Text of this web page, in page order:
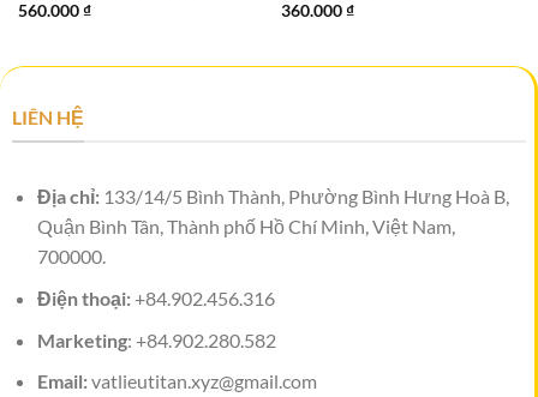
560.000₫
360.000₫
LIÊN HỆ
Địa chỉ:133/14/5 Bình Thành, Phường Bình Hưng Hoà B,
Quận Bình Tân, Thành phố Hồ Chí Minh, Việt Nam,
700000.
Điện thoại:+84.902.456.316
Marketing: +84.902.280.582
Email:vatlieutitan.xyz@gmail.com